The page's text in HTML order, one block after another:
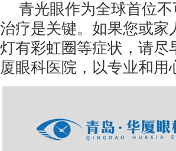
青光眼作为全球首位
治疗是关键。如果您或家
灯有彩虹圈等症状，请尽
厦眼科医院，以专业和